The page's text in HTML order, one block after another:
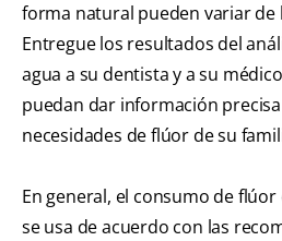
forma natural pueden variar de
Entregue los resultados del
agua a su dentista y a su
puedan dar información
necesidades de flúor de su
En general, el consumo de
se usa de acuerdo con las